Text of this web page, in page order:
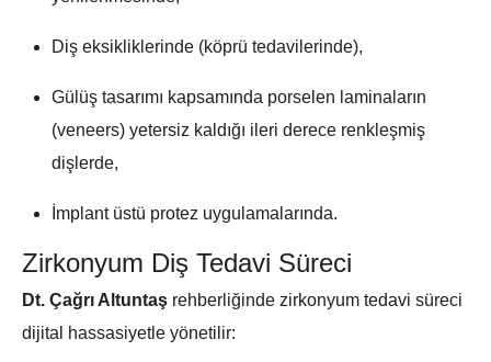
Diş eksikliklerinde (köprü tedavilerinde),
Gülüş tasarımı kapsamında porselen laminaların
(veneers) yetersiz kaldığı ileri derece renkleşmiş
dişlerde,
İmplant üstü protez uygulamalarında.
Zirkonyum Diş Tedavi Süreci
Dt. Çağrı Altuntaş rehberliğinde zirkonyum tedavi süreci
dijital hassasiyetle yönetilir: